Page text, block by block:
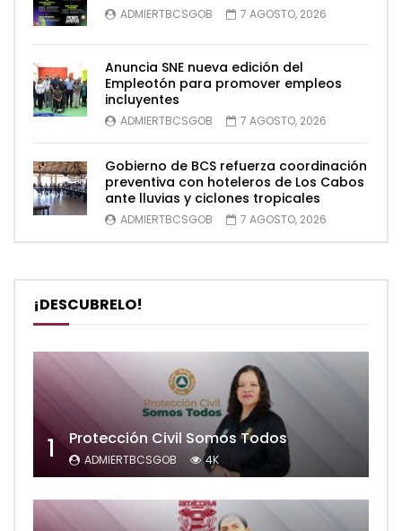
ADMIERTBCSGOB 7 AGOSTO, 2026
Anuncia SNE nueva edición del
Empleotón para promover empleos
incluyentes
ADMIERTBCSGOB 7 AGOSTO, 2026
Gobierno de BCS refuerza coordinación
preventiva con hoteleros de Los Cabos
ante lluvias y ciclones tropicales
ADMIERTBCSGOB 7 AGOSTO, 2026
¡DESCUBRELO!
1 Protección Civil Somos Todos
ADMIERTBCSGOB 4K